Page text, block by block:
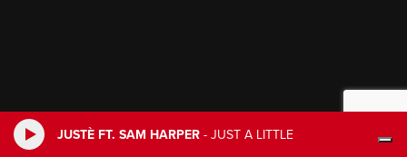
JUSTÈ FT. SAM HARPER - JUST A LITTLE